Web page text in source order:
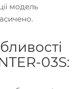
модель
03S: